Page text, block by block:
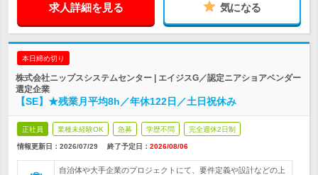
求人詳細を見る 気になる
本日締め切り
株式会社ニップスシステムセンター | エイジスG／認定ニアショアベンダー
選定企業
【SE】★残業月平均8h／年休122日／土日祝休み
正社員 業種未経験OK 急募 学歴不問 完全週休2日制
情報更新日：2026/07/29 終了予定日： 2026/08/06
自治体や大手企業のプロジェクトにて、要件定義や設計などの上